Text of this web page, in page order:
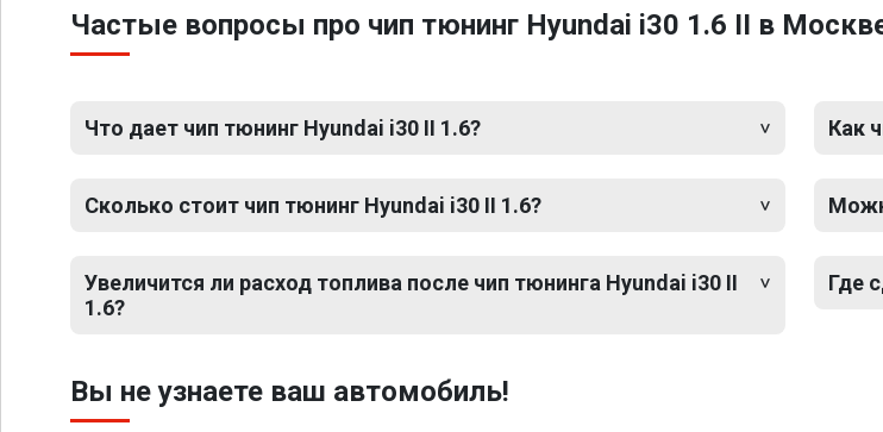
Частые вопросы про чип тюнинг Hyundai i30 1.6 II в
Что дает чип тюнинг Hyundai i30 II 1.6?
Сколько стоит чип тюнинг Hyundai i30 II 1.6?
Увеличится ли расход топлива после чип тюнинга Hyundai i30 II
1.6?
Как
Где
Вы не узнаете ваш автомобиль!